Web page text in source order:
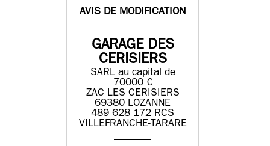
AVIS DE MODIFICATION
GARAGE DES
CERISIERS
SARL au capital de
70000 €
ZAC LES CERISIERS
69380 LOZANNE
489 628 172 RCS
VILLEFRANCHE-TARARE